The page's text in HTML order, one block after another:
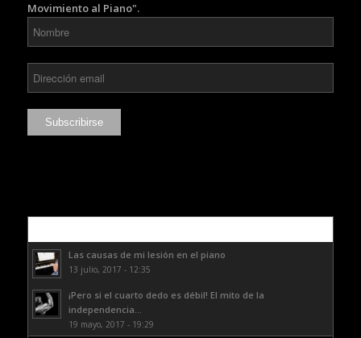
Movimiento al Piano".
Las causas de mi lesión en el piano
13 julio, 2017 - 12:35
¡Pero si el cuarto dedo es débil! El mito de la
independencia...
19 mayo, 2017 - 19:29